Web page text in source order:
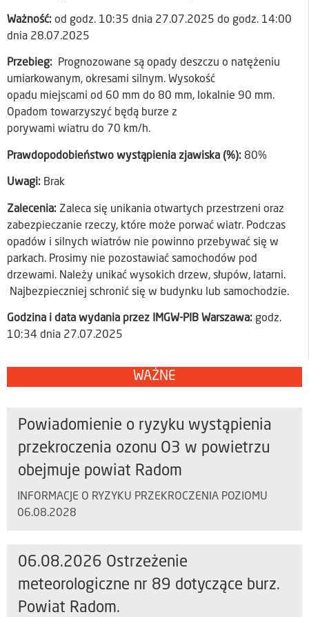
Ważność: od godz. 10:35 dnia 27.07.2025 do godz. 14:00
dnia 28.07.2025
Przebieg: Prognozowane są opady deszczu o natężeniu
umiarkowanym, okresami silnym. Wysokość
opadu miejscami od 60 mm do 80 mm, lokalnie 90 mm.
Opadom towarzyszyć będą burze z
porywami wiatru do 70 km/h.
Prawdopodobieństwo wystąpienia zjawiska (%): 80%
Uwagi: Brak
Zalecenia: Zaleca się unikania otwartych przestrzeni oraz
zabezpieczanie rzeczy, które może porwać wiatr. Podczas
opadów i silnych wiatrów nie powinno przebywać się w
parkach. Prosimy nie pozostawiać samochodów pod
drzewami. Należy unikać wysokich drzew, słupów, latarni.
Najbezpieczniej schronić się w budynku lub samochodzie.
Godzina i data wydania przez IMGW-PIB Warszawa: godz.
10:34 dnia 27.07.2025
WAŻNE
Powiadomienie o ryzyku wystąpienia
przekroczenia ozonu O3 w powietrzu
obejmuje powiat Radom
INFORMACJE O RYZYKU PRZEKROCZENIA POZIOMU
06.08.2028
06.08.2026 Ostrzeżenie
meteorologiczne nr 89 dotyczące burz.
Powiat Radom.